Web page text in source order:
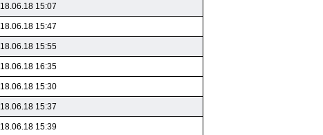
18.06.18 15:07
18.06.18 15:47
18.06.18 15:55
18.06.18 16:35
18.06.18 15:30
18.06.18 15:37
18.06.18 15:39